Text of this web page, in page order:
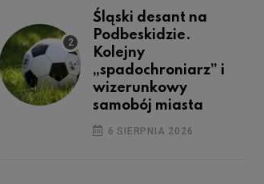
Śląski desant na
Podbeskidzie.
Kolejny
„spadochroniarz” i
wizerunkowy
samobój miasta
6 SIERPNIA 2026